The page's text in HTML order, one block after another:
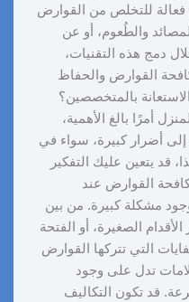
للتخلص من القوارض
والطُعوم، أو عن
دمج هذه التقنيات،
القوارض والحفاظ
بالمتخصصين؟
أمرًا بالغ الأهمية،
أضرار كبيرة، سواء في
قد يتعين عليك التفكير
القوارض عند
مشكلة كبيرة. من بين
الصغيرة، أو الفتحة
التي تتركها القوارض
تدل على وجود
قد تكون التكاليف